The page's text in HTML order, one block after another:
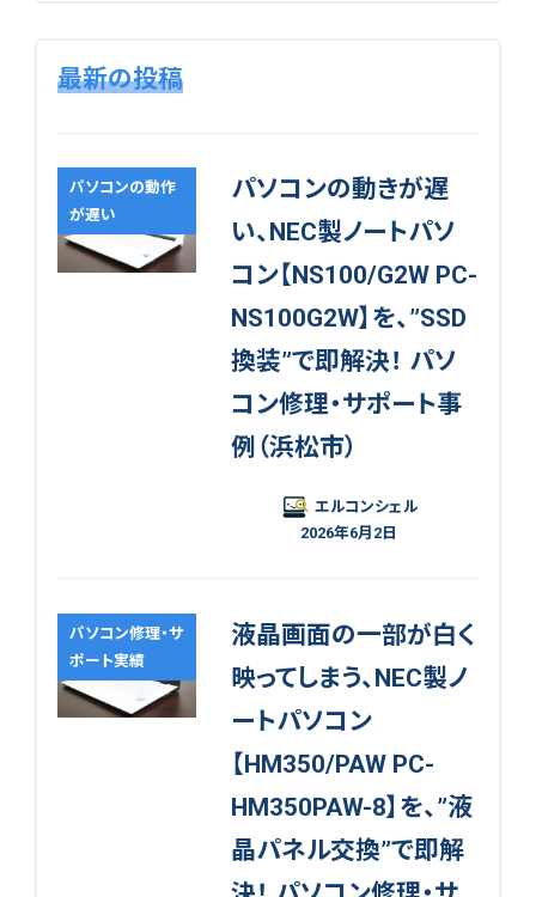
最新の投稿
パソコンの動作
が遅い
パソコンの動きが遅
い、NEC製ノートパソ
コン【NS100/G2W PC-
NS100G2W】を、”SSD
換装”で即解決！ パソ
コン修理・サポート事
例（浜松市）
エルコンシェル
2026年6月2日
パソコン修理・サ
ポート実績
液晶画面の一部が白く
映ってしまう、NEC製ノ
ートパソコン
【HM350/PAW PC-
HM350PAW-8】を、”液
晶パネル交換”で即解